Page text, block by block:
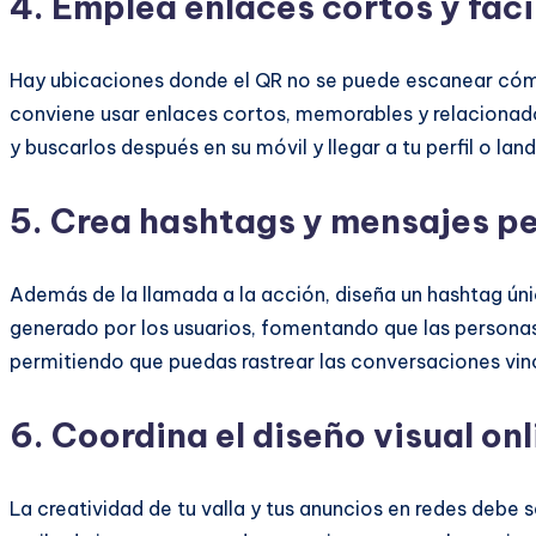
Hay ubicaciones donde el QR no se puede escanear
conviene usar enlaces cortos, memorables y
y buscarlos después en su móvil y llegar a tu perfil o
5. Crea hashtags y mensajes
Además de la llamada a la acción, diseña un hashtag
generado por los usuarios, fomentando que las
permitiendo que puedas rastrear las conversaciones
6. Coordina el diseño visual
La creatividad de tu valla y tus anuncios en redes